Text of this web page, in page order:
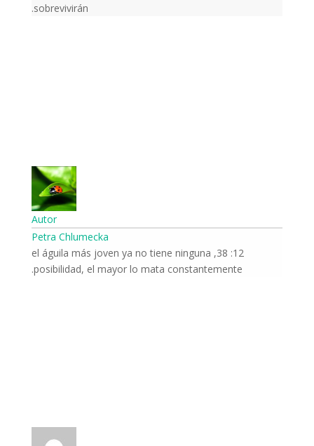
sobrevivirán.
Autor
Petra Chlumecka
12: 38, el águila más joven ya no tiene ninguna
posibilidad, el mayor lo mata constantemente.